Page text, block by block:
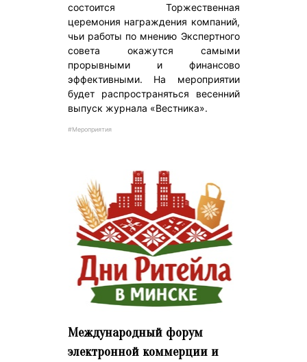
состоится Торжественная
церемония награждения компаний,
чьи работы по мнению Экспертного
совета окажутся самыми
прорывными и финансово
эффективными. На мероприятии
будет распространяться весенний
выпуск журнала «Вестника».
#Мероприятия
Международный форум
электронной коммерции и